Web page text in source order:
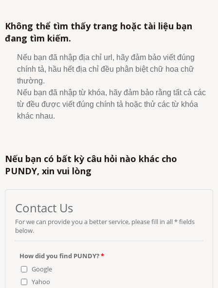
Không thể tìm thấy trang hoặc tài liệu bạn
đang tìm kiếm.
Nếu bạn đã nhập địa chỉ url, hãy đảm bảo viết đúng
chính tả, hầu hết địa chỉ đều phân biệt chữ hoa chữ
thường.
Nếu bạn đã nhập từ khóa, hãy đảm bảo rằng tất cả các
từ đều được viết đúng chính tả hoặc thử các từ khóa
khác nhau.
Nếu bạn có bất kỳ câu hỏi nào khác cho
PUNDY, xin vui lòng